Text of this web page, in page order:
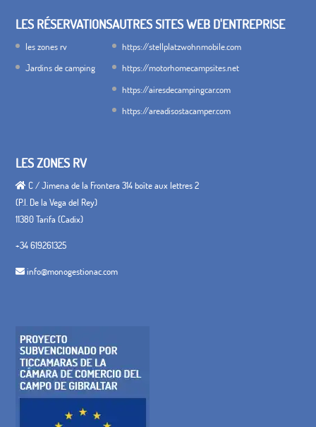
LES RÉSERVATIONS
les zones rv
Jardins de camping
AUTRES SITES WEB D'ENTREPRISE
https://stellplatzwohnmobile.com
https://motorhomecampsites.net
https://airesdecampingcar.com
https://areadisostacamper.com
LES ZONES RV
C / Jimena de la Frontera 314 boîte aux lettres 2
(P.I. De la Vega del Rey)
11380 Tarifa (Cadix)
+34 619261325
info@monogestionac.com